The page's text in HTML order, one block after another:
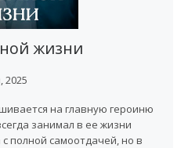
жизни
2025
на главную героиню
занимал в ее жизни
полной самоотдачей, но в